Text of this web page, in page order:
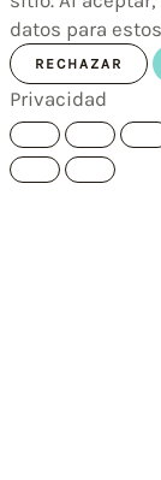
datos para
RECHAZAR
Privacidad